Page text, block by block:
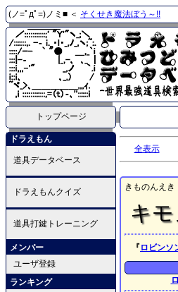
(ノ=ﾟдﾟ=)ノミ■ ＜ そくせき魔法ぼう～!!
トップページ
ドラえもん
道具データベース
ドラえもんクイズ
道具打鍵トレーニング
メンバー
ユーザ登録
ランキング
全表示
きものんえき
キ
『ロビンソ